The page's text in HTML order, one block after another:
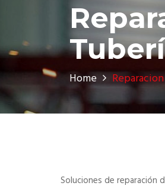
Home
Soluciones de reparación